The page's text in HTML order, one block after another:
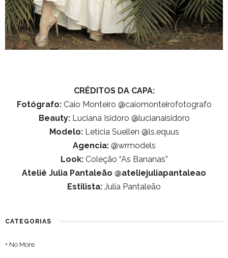
CRÉDITOS DA CAPA:
Fotógrafo:Caio Monteiro @caiomonteirofotografo
Beauty:Luciana Isidoro @lucianaisidoro
Modelo:Letícia Suellen @ls.equus
Agencia:@wrmodels
Look:Coleção “As Bananas”
Ateliê Julia Pantaleão @ateliejuliapantaleao
Estilista: Julia Pantaleão
CATEGORIAS
+ No More